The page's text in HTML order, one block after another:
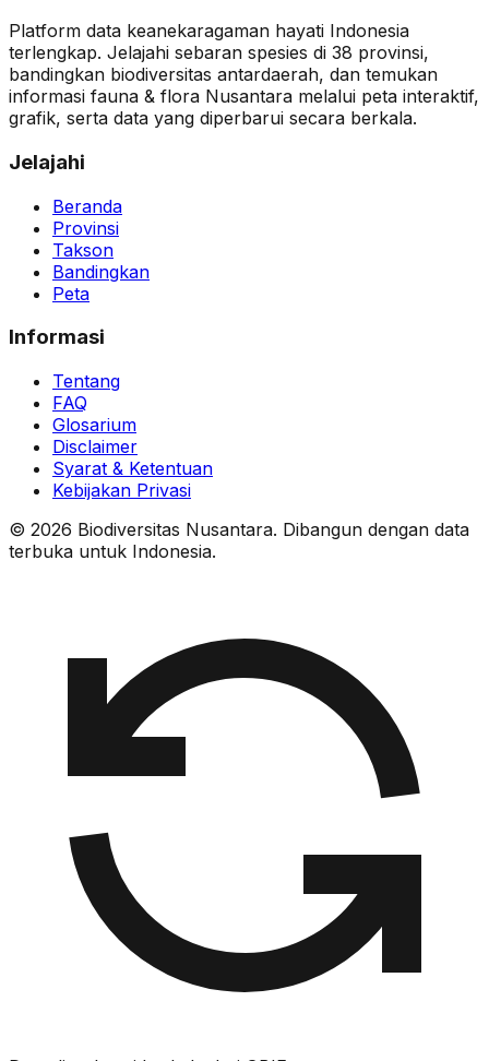
Platform data keanekaragaman hayati Indonesia
terlengkap. Jelajahi sebaran spesies di 38 provinsi,
bandingkan biodiversitas antardaerah, dan temukan
informasi fauna & flora Nusantara melalui peta interaktif,
grafik, serta data yang diperbarui secara berkala.
Jelajahi
Beranda
Provinsi
Takson
Bandingkan
Peta
Informasi
Tentang
FAQ
Glosarium
Disclaimer
Syarat & Ketentuan
Kebijakan Privasi
© 2026 Biodiversitas Nusantara. Dibangun dengan data
terbuka untuk Indonesia.